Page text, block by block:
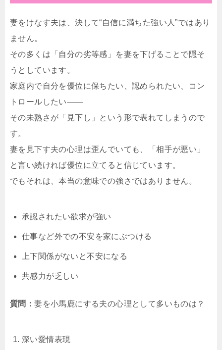
妻をけなす夫は、決して“自信に満ちた強い人”ではあり
ません。
その多くは「自分の劣等感」を妻を下げることで隠そ
うとしています。
家庭内で自分を優位に保ちたい、認められたい、コン
トロールしたい――
その未熟さが「見下し」という形で表れてしまうので
す。
妻を見下す夫の心理は歪んでいても、「相手が悪い」
と言い続ければ優位に立てると信じています。
でもそれは、本当の意味での強さではありません。
承認されたい欲求が強い
仕事など外での不安を家にぶつける
上下関係がないと不安になる
共感力が乏しい
質問：妻を小馬鹿にする夫の心理として多いものは？
深い愛情表現